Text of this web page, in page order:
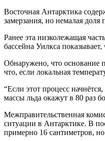
Восточная Антарктика
замерзания, но немалая
Ранее эта низколежащая
бассейна Уилкса
Обнаружено, что основание
что, если локальная
“Если этот процесс
массы льда окажут в 80 раз
Межправительственная
ситуации в Антарктике. В
примерно 16 сантиметров, но